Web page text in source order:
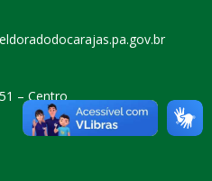
– Centro